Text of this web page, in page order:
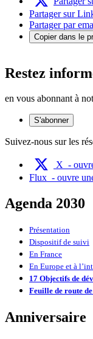
Partager sur
Partager par
Copier dans le
Restez
en vous abonnant à
S'abonner
Suivez-nous sur les
X -
Flux - ouvre
Agenda 2030
Présentation
Dispositif de suivi
En France
En Europe et à
17 Objectifs de
Feuille de route
Anniversaire